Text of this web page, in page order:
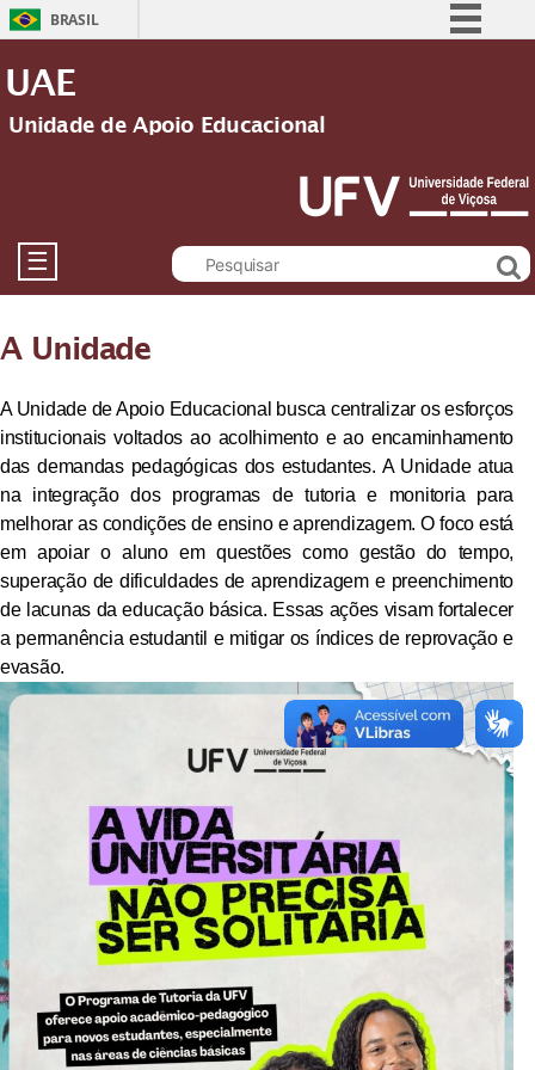
BRASIL
Acesso à informação
Legislação
Canais
UAE
Unidade de Apoio Educacional
☰
A Unidade
A Unidade de Apoio Educacional busca centralizar os esforços
institucionais voltados ao acolhimento e ao encaminhamento
das demandas pedagógicas dos estudantes. A Unidade atua
na integração dos programas de tutoria e monitoria para
melhorar as condições de ensino e aprendizagem. O foco está
em apoiar o aluno em questões como gestão do tempo,
superação de dificuldades de aprendizagem e preenchimento
de lacunas da educação básica. Essas ações visam fortalecer
a permanência estudantil e mitigar os índices de reprovação e
evasão.